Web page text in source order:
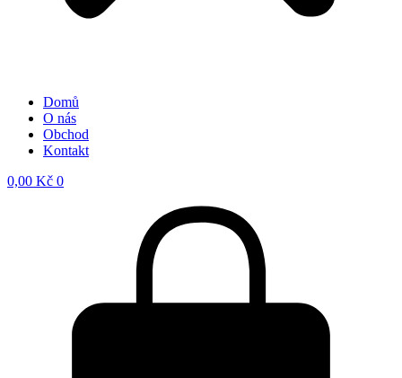
Domů
O nás
Obchod
Kontakt
0,00 Kč 0